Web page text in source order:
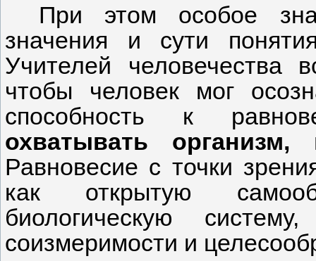
При этом особое
значения и сути
Учителей человечества
чтобы человек мог
способность к
охватывать
Равновесие с точки
как открытую
биологическую
соизмеримости и